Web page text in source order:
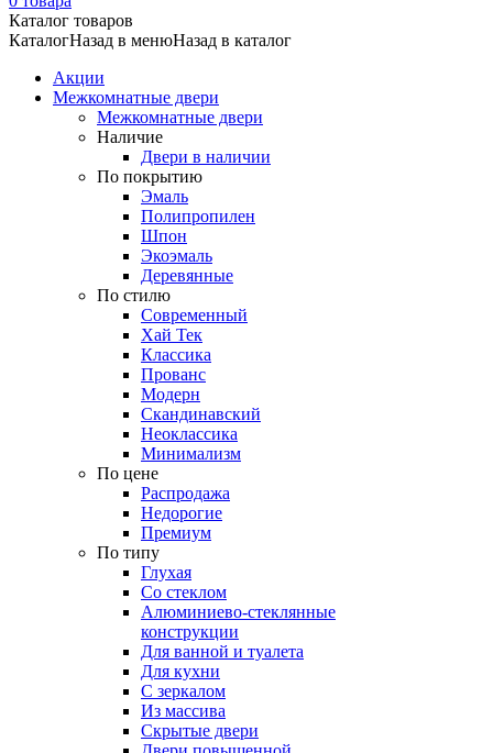
Каталог товаров
КаталогНазад в менюНазад в каталог
Акции
Межкомнатные двери
Межкомнатные двери
Наличие
Двери в наличии
По покрытию
Эмаль
Полипропилен
Шпон
Экоэмаль
Деревянные
По стилю
Современный
Хай Тек
Классика
Прованс
Модерн
Скандинавский
Неоклассика
Минимализм
По цене
Распродажа
Недорогие
Премиум
По типу
Глухая
Со стеклом
Алюминиево-стеклянные
конструкции
Для ванной и туалета
Для кухни
С зеркалом
Из массива
Скрытые двери